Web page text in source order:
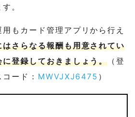
。
もカード管理アプリから行え
はさらなる報酬も用意されてい
登録しておきましょう。 （登
ード： MWVJXJ6475 ）